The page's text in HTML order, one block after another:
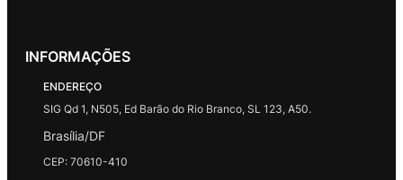
INFORMAÇÕES
ENDEREÇO
SIG Qd 1, N505, Ed Barão do Rio Branco, SL 123, A50.
Brasília/DF
CEP: 70610-410